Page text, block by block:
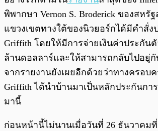
พิพากษา Vernon S. Broderick ของสหรั
แขวงเขตทางใต้ของนิวยอร์กได้มีคำสั่ง
Griffith โดยให้มีการจ่ายเงินค่าประกัน
ล้านดอลลาร์และให้สามารถกลับไปอยู่
จากรายงานยังเผยอีกด้วยว่าทางครอบ
Griffith ได้นำบ้านมาเป็นหลักประกันกา
มานี้
ก่อนหน้านี้ไม่นานเมื่อวันที่ 26 ธันวาคม